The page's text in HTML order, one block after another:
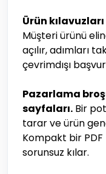
Ürün
Müşteri ürünü
açılır, adımları
çevrimdışı
Pazarlama
sayfaları. Bir
tarar ve ürün
Kompakt bir
sorunsuz kılar.